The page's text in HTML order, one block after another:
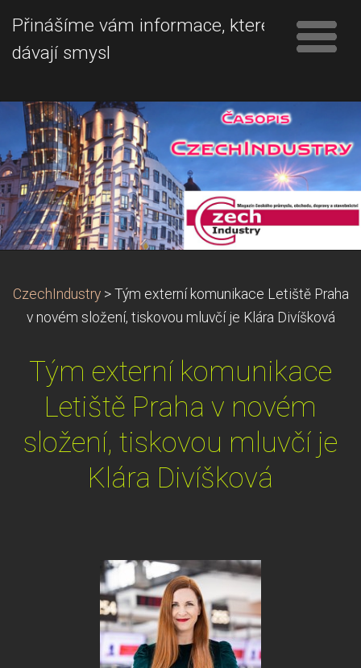
Přinášíme vám informace, které
dávají smysl
CzechIndustry > Tým externí komunikace Letiště Praha
v novém složení, tiskovou mluvčí je Klára Divíšková
Tým externí komunikace
Letiště Praha v novém
složení, tiskovou mluvčí je
Klára Divíšková